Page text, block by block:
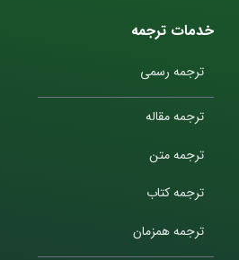
خدمات ترجمه
ترجمه رسمی
ترجمه مقاله
ترجمه متن
ترجمه کتاب
ترجمه همزمان